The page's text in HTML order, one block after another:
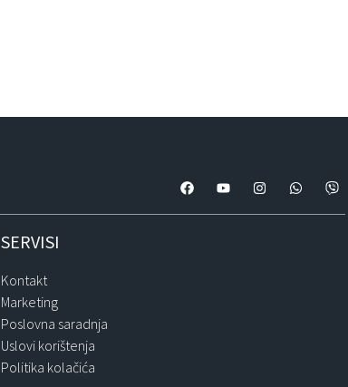
SERVISI
Kontakt
Marketing
Poslovna saradnja
Uslovi korištenja
Politika kolačića